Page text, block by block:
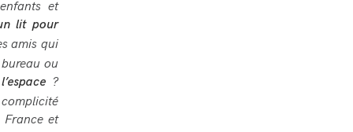
et
lit pour
amis qui
ou
?
France et